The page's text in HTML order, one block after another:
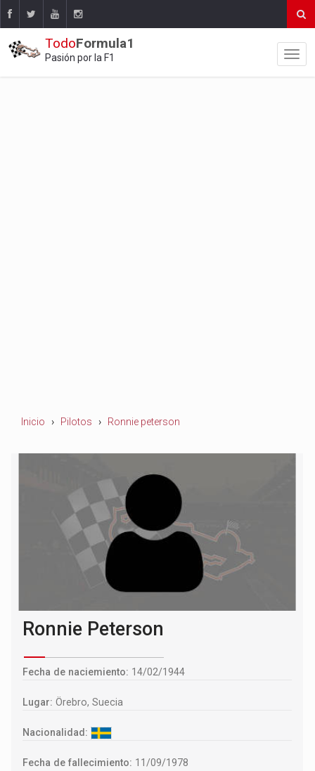
TodoFormula1
Pasión por la F1
Inicio Pilotos Ronnie peterson
Ronnie Peterson
Fecha de naciemiento: 14/02/1944
Lugar: Örebro, Suecia
Nacionalidad:
Fecha de fallecimiento: 11/09/1978